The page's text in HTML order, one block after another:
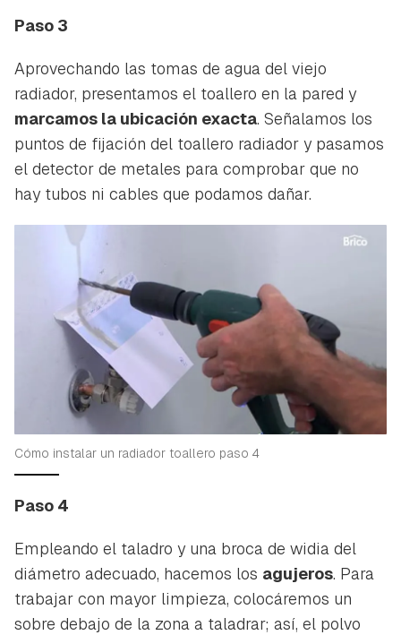
Paso 3
Aprovechando las tomas de agua del viejo
radiador, presentamos el toallero en la pared y
marcamos la ubicación exacta. Señalamos los
puntos de fijación del toallero radiador y pasamos
el detector de metales para comprobar que no
hay tubos ni cables que podamos dañar.
Cómo instalar un radiador toallero paso 4
Paso 4
Empleando el taladro y una broca de widia del
diámetro adecuado, hacemos los agujeros. Para
trabajar con mayor limpieza, colocáremos un
sobre debajo de la zona a taladrar; así, el polvo